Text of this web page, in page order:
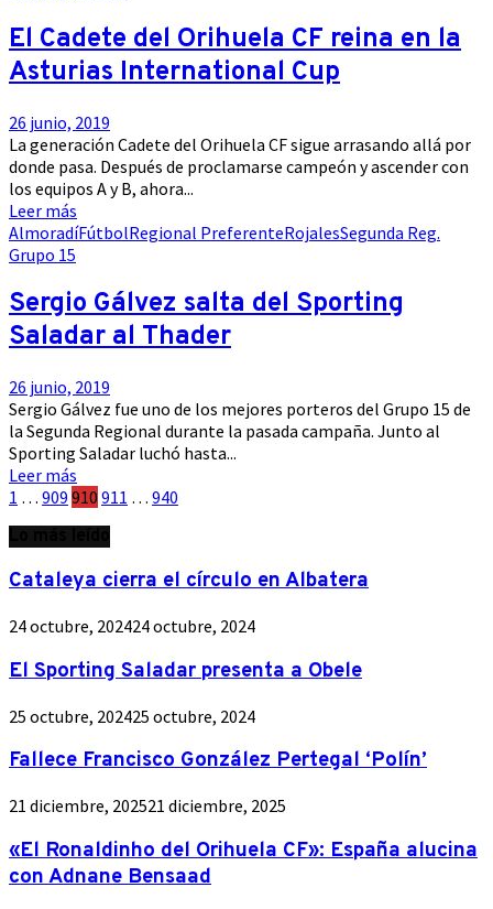
El Cadete del Orihuela CF reina en la
Asturias International Cup
26 junio, 2019
La generación Cadete del Orihuela CF sigue arrasando allá por
donde pasa. Después de proclamarse campeón y ascender con
los equipos A y B, ahora...
Leer más
AlmoradíFútbolRegional PreferenteRojalesSegunda Reg.
Grupo 15
Sergio Gálvez salta del Sporting
Saladar al Thader
26 junio, 2019
Sergio Gálvez fue uno de los mejores porteros del Grupo 15 de
la Segunda Regional durante la pasada campaña. Junto al
Sporting Saladar luchó hasta...
Leer más
Paginación
de
entradas
1 … 909 910 911 … 940
Cataleya cierra el círculo en Albatera
24 octubre, 202424 octubre, 2024
El Sporting Saladar presenta a Obele
25 octubre, 202425 octubre, 2024
Fallece Francisco González Pertegal ‘Polín’
21 diciembre, 202521 diciembre, 2025
«El Ronaldinho del Orihuela CF»: España alucina
con Adnane Bensaad